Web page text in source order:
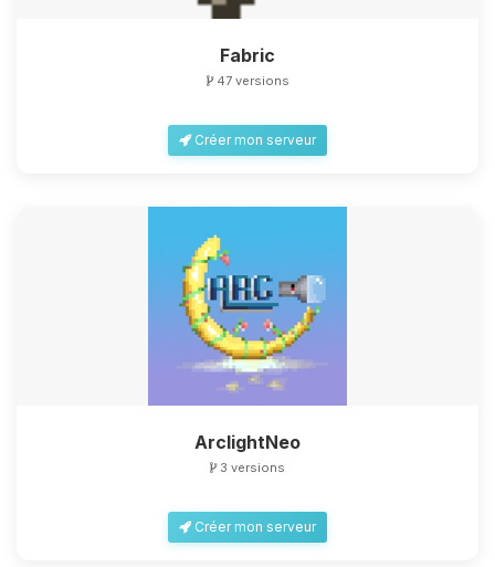
Fabric
47 versions
Créer mon serveur
ArclightNeo
3 versions
Créer mon serveur